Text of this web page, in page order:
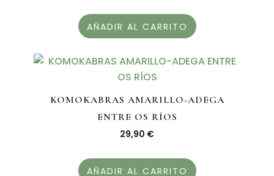
AÑADIR AL CARRITO
KOMOKABRAS AMARILLO-ADEGA
ENTRE OS RÍOS
29,90 €
AÑADIR AL CARRITO